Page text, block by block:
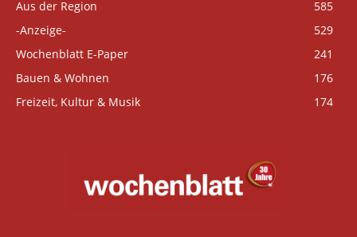
Aus der Region
585
-Anzeige-
529
Wochenblatt E-Paper
241
Bauen & Wohnen
176
Freizeit, Kultur & Musik
174